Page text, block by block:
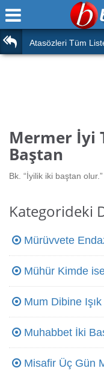
Ana Sayfa
Türk Tarihi & Kültürü
Diğer
Hesaplamalar
Atasözleri Tüm
Mermer İyi
Baştan
Bk. “İyilik iki baştan olur.”
Kategorideki
Mürüvvete
Mühür Kimde
Mum Dibine Işık
Muhabbet İki
Misafir Üç Gün